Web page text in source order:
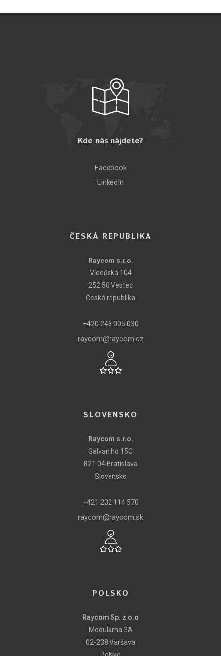
Kde nás nájdete?
Facebook
LinkedIn
ČESKÁ REPUBLIKA
Raycom s.r.o.
Vídeňská 104
252 50 Vestec
Česká republika
+420 245 005 030
raycom@raycom.cz
SLOVENSKO
Raycom s.r.o.
Galvaniho 15C
821 04 Bratislava
Slovensko
+421 232 114 570
raycom@raycom.sk
POLSKO
Raycom Sp. z o.o
Modularna 3A
02-238 Varšava